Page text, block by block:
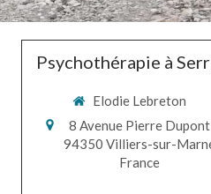
Psychothérapie à
Elodie Lebreton
8 Avenue Pierre Dupont
94350 Villiers-sur-
France